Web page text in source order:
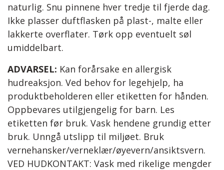
naturlig. Snu pinnene hver tredje til fjerde dag.
Ikke plasser duftflasken på plast-, malte eller
lakkerte overflater. Tørk opp eventuelt søl
umiddelbart.
ADVARSEL: Kan forårsake en allergisk
hudreaksjon. Ved behov for legehjelp, ha
produktbeholderen eller etiketten for hånden.
Oppbevares utilgjengelig for barn. Les
etiketten før bruk. Vask hendene grundig etter
bruk. Unngå utslipp til miljøet. Bruk
vernehansker/verneklær/øyevern/ansiktsvern.
VED HUDKONTAKT: Vask med rikelige mengder